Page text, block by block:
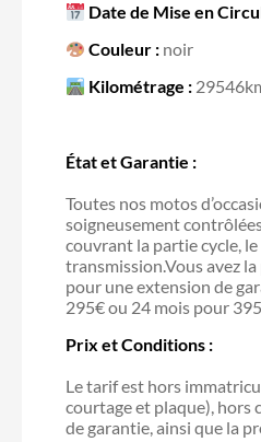
Date de Mise en
Couleur : noir
Kilométrage :
État et Garantie :
Toutes nos motos
soigneusement
couvrant la partie cycle,
transmission.Vous avez
pour une extension de
295€ ou 24 mois pour
Prix et Conditions :
Le tarif est hors
courtage et plaque), hors
de garantie, ainsi que la